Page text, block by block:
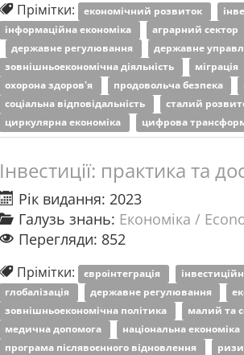
Прімітки: економічний розвиток
інформаційна економіка
аграрний сектор
державне регулювання
державне
зовнішньоекономічна діяльність
міграція
охорона здоров'я
продовольча безпека
соціальна відповідальність
сталий
циркулярна економіка
цифрова
Інвестиції: практика та
Рік видання: 2023
Галузь знань: Економіка /
Перегляди: 852
Прімітки: євроінтеграція
глобалізація
державне регулювання
зовнішньоекономічна політика
малий та
медична допомога
національна економіка
програма післявоєнного відновлення